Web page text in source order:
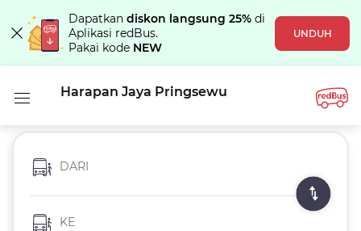
Dapatkan diskon langsung 25% di
Aplikasi redBus.
Pakai kode NEW
UNDUH
Harapan Jaya Pringsewu
DARI
KE